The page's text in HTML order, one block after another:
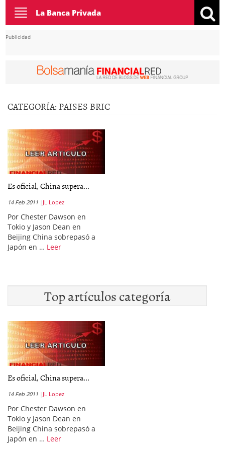
Toggle
navigation
La Banca Privada
Publicidad
CATEGORÍA: PAISES BRIC
Es oficial, China supera...
14 Feb 2011 JL Lopez
Por Chester Dawson en
Tokio y Jason Dean en
Beijing China sobrepasó a
Japón en … Leer
Top artículos categoría
Es oficial, China supera...
14 Feb 2011 JL Lopez
Por Chester Dawson en
Tokio y Jason Dean en
Beijing China sobrepasó a
Japón en … Leer